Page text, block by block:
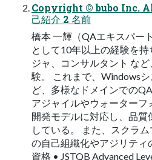
Copyright © bubo Inc.
己紹介 2 名前
橋本 一輝（QAエキスパー
として10年以上の経験を
ジャ、コンサルタント な
験。 これまで、Windows
ど、多様なドメインでの
アジャイルやウォーター
開発モデルに対応し、品
している。 また、スクラ
の自己組織化やアジリティ
資格 • JSTQB Advanced